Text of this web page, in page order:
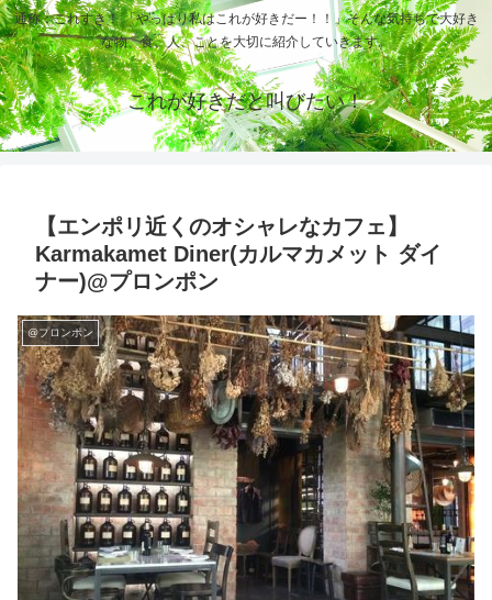
通称：これすき！ 「やっぱり私はこれが好きだー！！」そんな気持ちで大好き
な物、食、人、ことを大切に紹介していきます。
これが好きだと叫びたい！
【エンポリ近くのオシャレなカフェ】
Karmakamet Diner(カルマカメット ダイ
ナー)@プロンポン
@プロンポン